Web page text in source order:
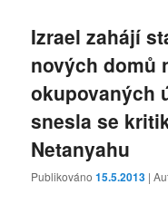
Izrael zahájí
nových domů
okupovaných
snesla se
Netanyahu
Publikováno15.5.2013 |